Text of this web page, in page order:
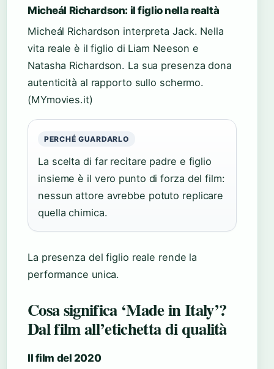
Micheál Richardson: il figlio nella realtà
Micheál Richardson interpreta Jack. Nella
vita reale è il figlio di Liam Neeson e
Natasha Richardson. La sua presenza dona
autenticità al rapporto sullo schermo.
(MYmovies.it)
PERCHÉ GUARDARLO
La scelta di far recitare padre e figlio
insieme è il vero punto di forza del film:
nessun attore avrebbe potuto replicare
quella chimica.
La presenza del figlio reale rende la
performance unica.
Cosa significa ‘Made in Italy’?
Dal film all’etichetta di qualità
Il film del 2020